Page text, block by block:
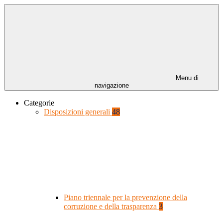
Menu di
navigazione
Categorie
Disposizioni generali 48
Piano triennale per la prevenzione della
corruzione e della trasparenza 3